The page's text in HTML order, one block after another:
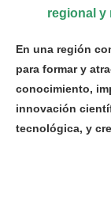
regional y
En una región
para formar y
conocimiento,
innovación
tecnológica, y